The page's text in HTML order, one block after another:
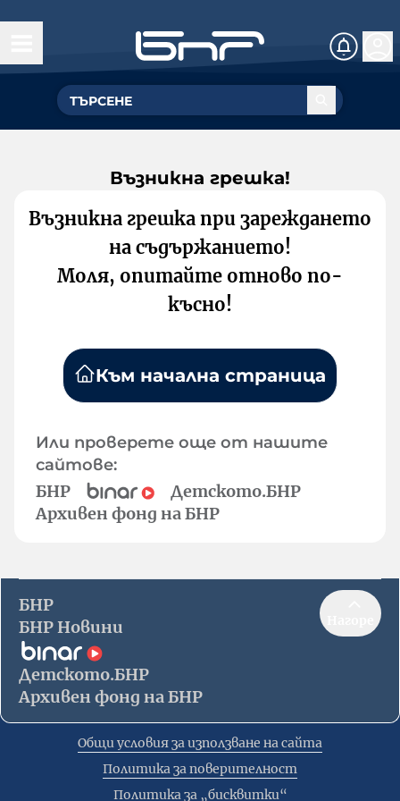
Възникна грешка!
Възникна грешка при зареждането
на съдържанието!
Моля, опитайте отново по-
късно!
Към начална страница
Или проверете още от нашите
сайтове:
БНР
Детското.БНР
Архивен фонд на БНР
БНР
БНР Новини
Детското.БНР
Архивен фонд на БНР
Общи условия за използване на сайта
Политика за поверителност
Политика за „бисквитки“